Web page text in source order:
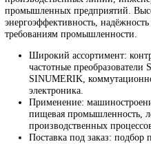
Контакты:
Email:sales@corp-line.ru
+7 (499) 130-03-67,
+7 (905) 952-55-66
В корзину